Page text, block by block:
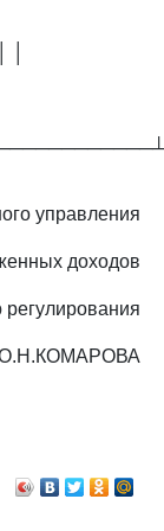
│
управления
доходов
регулирования